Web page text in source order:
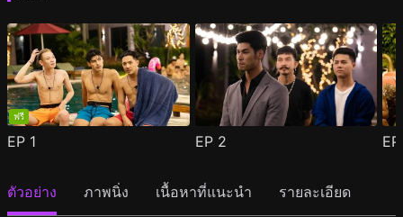
ฟรี
EP 1 EP 2
ตัวอย่าง ภาพนิ่ง เนื้อหาที่แนะนำ รายละเอียด